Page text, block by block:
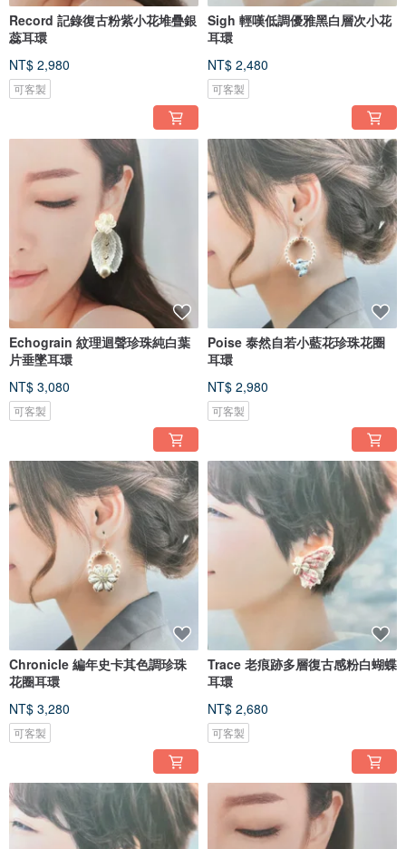
Record 記錄復古粉紫小花堆疊銀
蕊耳環
NT$ 2,980
可客製
Sigh 輕嘆低調優雅黑白層次小花
耳環
NT$ 2,480
可客製
Echograin 紋理迴聲珍珠純白葉
片垂墜耳環
NT$ 3,080
可客製
Poise 泰然自若小藍花珍珠花圈
耳環
NT$ 2,980
可客製
Chronicle 編年史卡其色調珍珠
花圈耳環
NT$ 3,280
可客製
Trace 老痕跡多層復古感粉白蝴蝶
耳環
NT$ 2,680
可客製